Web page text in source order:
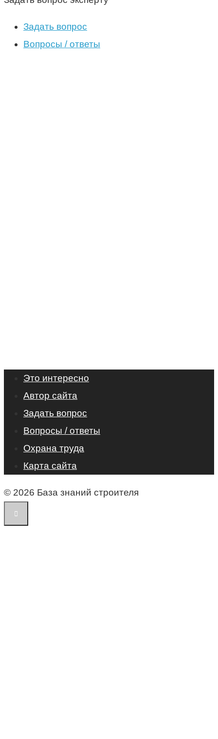
Задать вопрос
Вопросы / ответы
Это интересно
Автор сайта
Задать вопрос
Вопросы / ответы
Охрана труда
Карта сайта
© 2026 База знаний строителя